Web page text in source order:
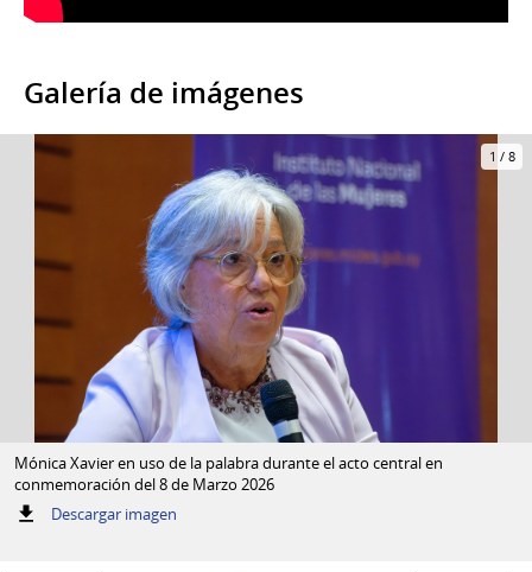
Galería de imágenes
1 / 8
Mónica Xavier en uso de la palabra durante el acto central en
conmemoración del 8 de Marzo 2026
Descargar imagen: